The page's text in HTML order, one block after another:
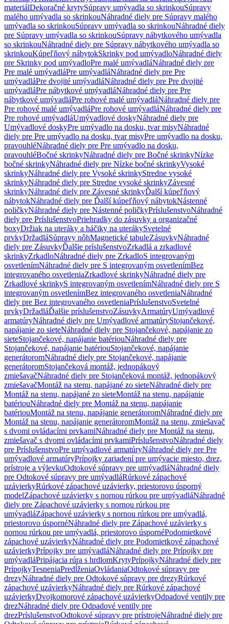
materiálDekoračné krytySúpravy umývadla so skrinkouSúpravy
malého umývadla so skrinkouNáhradné diely pre Súpravy malého
umývadla so skrinkouSúpravy umývadla so skrinkouNáhradné diely
pre Súpravy umývadla so skrinkouSúpravy nábytkového umývadla
so skrinkouNáhradné diely pre Súpravy nábytkového umývadla so
skrinkouKúpeľňový nábytokSkrinky pod umývadloNáhradné diely
pre Skrinky pod umývadloPre malé umývadláNáhradné diely pre
Pre malé umývadláPre umývadláNáhradné diely pre Pre
umývadláPre dvojité umývadláNáhradné diely pre Pre dvojité
umývadláPre nábytkové umývadláNáhradné diely pre Pre
nábytkové umývadláPre rohové malé umývadláNáhradné diely pre
Pre rohové malé umývadláPre rohové umývadláNáhradné diely pre
Pre rohové umývadláUmývadlové doskyNáhradné diely pre
Umývadlové doskyPre umývadlo na dosku, tvar misyNáhradné
diely pre Pre umývadlo na dosku, tvar misyPre umývadlo na dosku,
pravouhléNáhradné diely pre Pre umývadlo na dosku,
pravouhléBočné skrinkyNáhradné diely pre Bočné skrinkyNízke
bočné skrinkyNáhradné diely pre Nízke bočné skrinkyVysoké
skrinkyNáhradné diely pre Vysoké skrinkyStredne vysoké
skrinkyNáhradné diely pre Stredne vysoké skrinkyZávesné
skrinkyNáhradné diely pre Závesné skrinkyĎalší kúpeľňový
nábytokNáhradné diely pre Ďalší kúpeľňový nábytokNástenné
poličkyNáhradné diely pre Nástenné poličkyPríslušenstvoNáhradné
diely pre PríslušenstvoPriehradky do zásuvky a organizačné
boxyDržiak na uteráky a háčiky na uterákySvetelné
prvkyDržadláSúpravy nôhMagnetické tabuleZásuvkyNáhradné
diely pre ZásuvkyĎalšie príslušenstvoZrkadlá a zrkadlové
skrinkyZrkadloNáhradné diely pre ZrkadloS integrovaným
osvetlenímNáhradné diely pre S integrovaným osvetlenímBez
integrovaného osvetleniaZrkadlové skrinkyNáhradné diely pre
Zrkadlové skrinkyS integrovaným osvetlenímNáhradné diely pre S
integrovaným osvetlenímBez integrovaného osvetleniaNáhradné
diely pre Bez integrovaného osvetleniaPríslušenstvoSvetelné
prvkyDržadláĎalšie príslušenstvoZásuvkyArmatúryUmývadlové
armatúryNáhradné diely pre Umývadlové armatúryStojančekové,
napájanie zo sieteNáhradné diely pre Stojančekové, napájanie zo
sieteStojančekové, napájanie batériouNáhradné diely pre
Stojančekové, napájanie batériouStojančekové, napájanie
generátoromNáhradné diely pre Stojančekové, napájanie
generátoromStojančeková montáž, jednopákový
zmiešavačNáhradné diely pre Stojančeková montáž, jednopákový
zmiešavačMontáž na stenu, napájané zo sieteNáhradné diely pre
Montáž na stenu, napájané zo sieteMontáž na stenu, napájanie
batériouNáhradné diely pre Montáž na stenu, napájanie
batériouMontáž na stenu, napájanie generátoromNáhradné diely pre
Montáž na stenu, napájanie generátoromMontáž na stenu, zmiešavač
s dvomi ovládacími prvkamiNáhradné diely pre Montáž na stenu,
zmiešavač s dvomi ovládacími prvkamiPríslušenstvoNáhradné diely
pre PríslušenstvoPre umývadlové armatúryNáhradné diely pre Pre
umývadlové armatúryPrípojky zariadení pre umývacie miesto, drez,
prístroje a výlevkuOdtokové súpravy pre umývadláNáhradné diely
pre Odtokové súpravy pre umývadláRúrkové zápachové
uzávierkyRúrkové zápachové uzávierky, priestorovo úsporný
modelZápachové uzávierky s nornou rúrkou pre umývadláNáhradné
diely pre Zápachové uzávierky s nornou rúrkou pre
umývadláZápachové uzávierky s nornou rúrkou pre umývadlá,
priestorovo úspornéNáhradné diely pre Zápachové uzávierky s
nornou rúrkou pre umývadlá, priestorovo úspornéPodomietkové
zápachové uzávierkyNáhradné diely pre Podomietkové zápachové
uzávierkyPrípojky pre umývadláNáhradné diely pre Prípojky pre
umývadláPripájacia rúra s hrdlomKrytyPrípojkyNáhradné diely pre
PrípojkyTesneniaPredĺženiaOvládaniaOdtokové súpravy pre
drezyNáhradné diely pre Odtokové súpravy pre drezyRúrkové
zápachové uzávierkyNáhradné diely pre Rúrkové zápachové
uzávierkyDvojkomorové zápachové uzávierkyOdpadové ventily pre
drezNáhradné diely pre Odpadové ventily pre
drezPríslušenstvoOdtokové súpravy pre prístrojeNáhradné diely pre